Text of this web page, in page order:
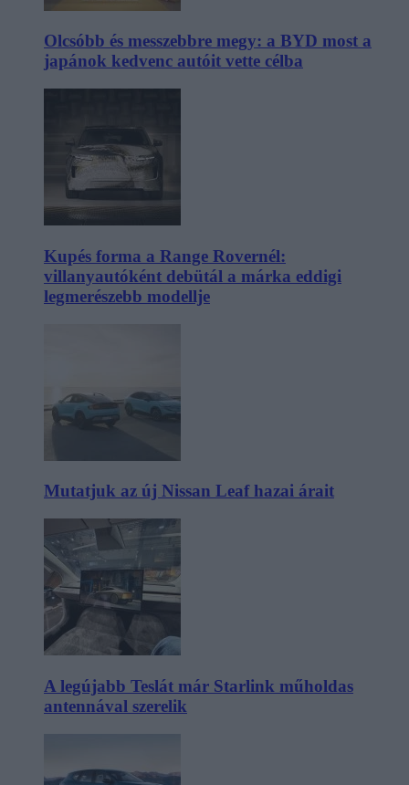
Olcsóbb és messzebbre megy: a BYD most a
japánok kedvenc autóit vette célba
Kupés forma a Range Rovernél:
villanyautóként debütál a márka eddigi
legmerészebb modellje
Mutatjuk az új Nissan Leaf hazai árait
A legújabb Teslát már Starlink műholdas
antennával szerelik